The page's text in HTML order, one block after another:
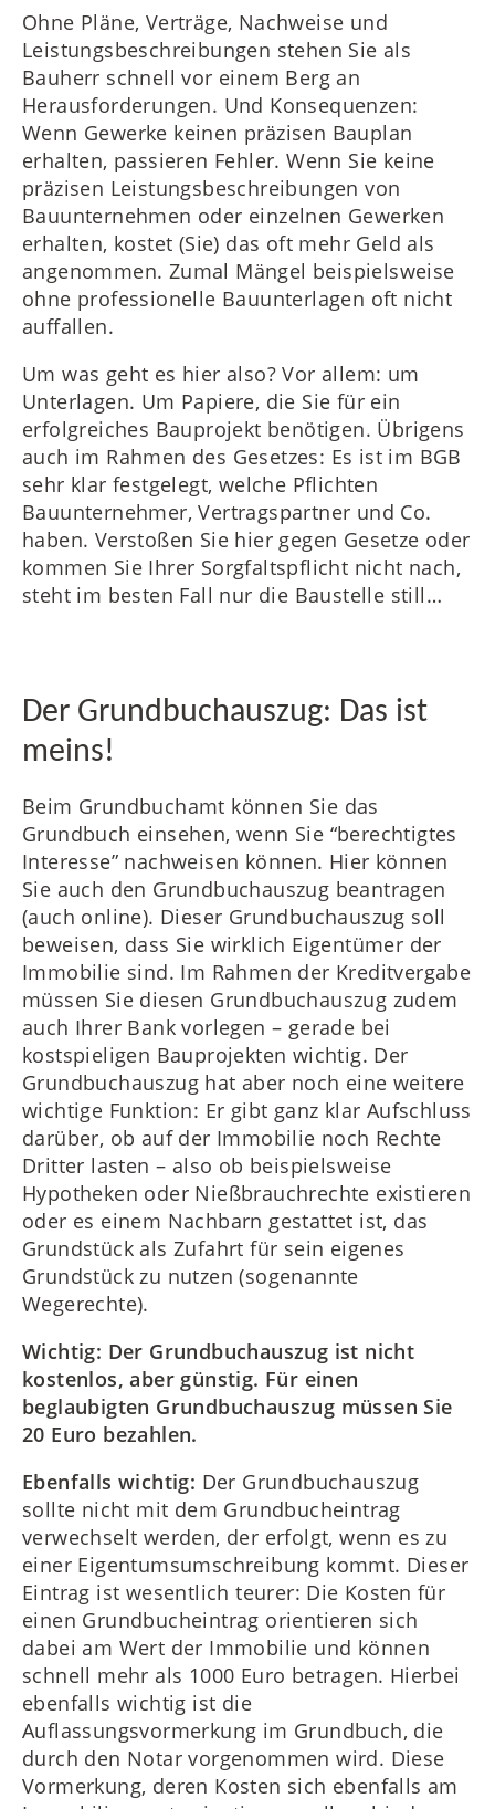
Ohne Pläne, Verträge, Nachweise und
Leistungsbeschreibungen stehen Sie als
Bauherr schnell vor einem Berg an
Herausforderungen. Und Konsequenzen:
Wenn Gewerke keinen präzisen Bauplan
erhalten, passieren Fehler. Wenn Sie keine
präzisen Leistungsbeschreibungen von
Bauunternehmen oder einzelnen Gewerken
erhalten, kostet (Sie) das oft mehr Geld als
angenommen. Zumal Mängel beispielsweise
ohne professionelle Bauunterlagen oft nicht
auffallen.
Um was geht es hier also? Vor allem: um
Unterlagen. Um Papiere, die Sie für ein
erfolgreiches Bauprojekt benötigen. Übrigens
auch im Rahmen des Gesetzes: Es ist im BGB
sehr klar festgelegt, welche Pflichten
Bauunternehmer, Vertragspartner und Co.
haben. Verstoßen Sie hier gegen Gesetze oder
kommen Sie Ihrer Sorgfaltspflicht nicht nach,
steht im besten Fall nur die Baustelle still…
Der Grundbuchauszug: Das ist
meins!
Beim Grundbuchamt können Sie das
Grundbuch einsehen, wenn Sie “berechtigtes
Interesse” nachweisen können. Hier können
Sie auch den Grundbuchauszug beantragen
(auch online). Dieser Grundbuchauszug soll
beweisen, dass Sie wirklich Eigentümer der
Immobilie sind. Im Rahmen der Kreditvergabe
müssen Sie diesen Grundbuchauszug zudem
auch Ihrer Bank vorlegen – gerade bei
kostspieligen Bauprojekten wichtig. Der
Grundbuchauszug hat aber noch eine weitere
wichtige Funktion: Er gibt ganz klar Aufschluss
darüber, ob auf der Immobilie noch Rechte
Dritter lasten – also ob beispielsweise
Hypotheken oder Nießbrauchrechte existieren
oder es einem Nachbarn gestattet ist, das
Grundstück als Zufahrt für sein eigenes
Grundstück zu nutzen (sogenannte
Wegerechte).
Wichtig: Der Grundbuchauszug ist nicht
kostenlos, aber günstig. Für einen
beglaubigten Grundbuchauszug müssen Sie
20 Euro bezahlen.
Ebenfalls wichtig: Der Grundbuchauszug
sollte nicht mit dem Grundbucheintrag
verwechselt werden, der erfolgt, wenn es zu
einer Eigentumsumschreibung kommt. Dieser
Eintrag ist wesentlich teurer: Die Kosten für
einen Grundbucheintrag orientieren sich
dabei am Wert der Immobilie und können
schnell mehr als 1000 Euro betragen. Hierbei
ebenfalls wichtig ist die
Auflassungsvormerkung im Grundbuch, die
durch den Notar vorgenommen wird. Diese
Vormerkung, deren Kosten sich ebenfalls am